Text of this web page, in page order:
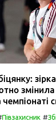
Півзахисник #